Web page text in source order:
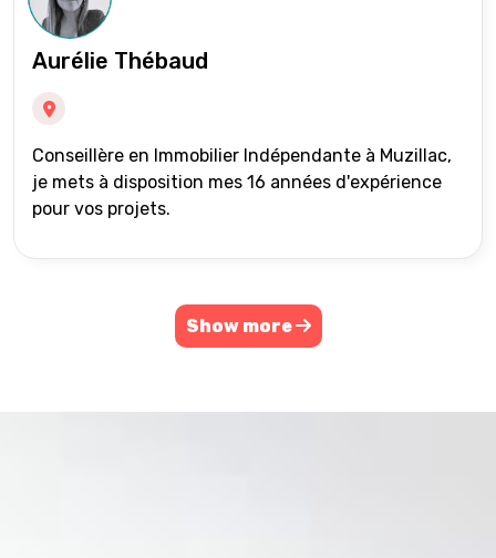
Aurélie Thébaud
Conseillère en Immobilier Indépendante à Muzillac,
je mets à disposition mes 16 années d'expérience
pour vos projets.
Show more